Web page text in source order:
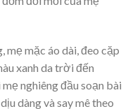
mẹ mặc áo dài, đeo cặp
xanh da trời đến
nghiêng đầu soạn bài
dàng và say mê theo